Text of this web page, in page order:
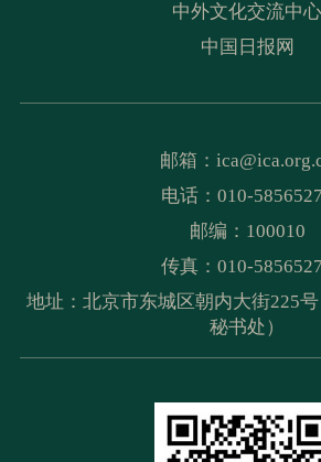
中外文化交流中心
中国日报网
邮箱：
电话：010-
邮编：100010
传真：010-
地址：北京市东城区朝内大街225
秘书处）